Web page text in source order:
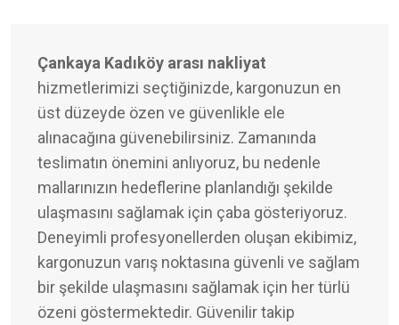
Çankaya Kadıköy arası nakliyat
hizmetlerimizi seçtiğinizde, kargonuzun en
üst düzeyde özen ve güvenlikle ele
alınacağına güvenebilirsiniz. Zamanında
teslimatın önemini anlıyoruz, bu nedenle
mallarınızın hedeflerine planlandığı şekilde
ulaşmasını sağlamak için çaba gösteriyoruz.
Deneyimli profesyonellerden oluşan ekibimiz,
kargonuzun varış noktasına güvenli ve sağlam
bir şekilde ulaşmasını sağlamak için her türlü
özeni göstermektedir. Güvenilir takip